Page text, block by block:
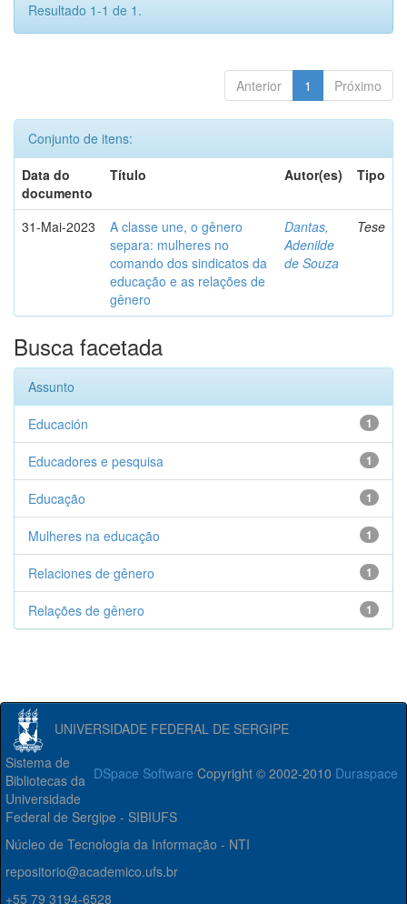
Resultado 1-1 de 1.
Anterior 1 Próximo
Conjunto de itens:
Data do
documento
Título Autor(es) Tipo
31-Mai-2023
A classe une, o gênero
separa: mulheres no
comando dos sindicatos da
educação e as relações de
gênero
Dantas,
Adenilde
de Souza
Tese
Busca facetada
Assunto
1
Educación
1
Educadores e pesquisa
1
Educação
1
Mulheres na educação
1
Relaciones de gênero
1
Relações de gênero
UNIVERSIDADE FEDERAL DE SERGIPE
DSpace Software Copyright © 2002-2010 Duraspace
Sistema de
Bibliotecas da
Universidade
Federal de Sergipe - SIBIUFS
Núcleo de Tecnologia da Informação - NTI
repositorio@academico.ufs.br
+55 79 3194-6528